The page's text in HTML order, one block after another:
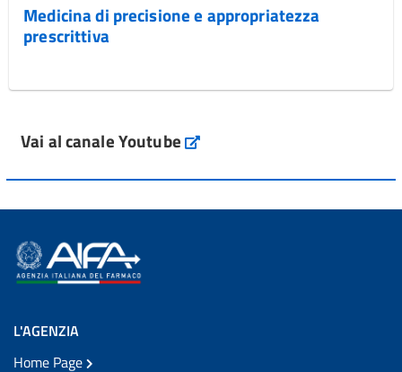
Medicina di precisione e appropriatezza
prescrittiva
Vai al canale Youtube
L'AGENZIA
Home Page